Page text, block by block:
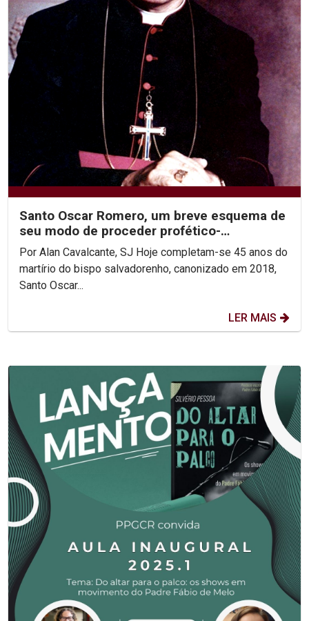
Santo Oscar Romero, um breve esquema de
seu modo de proceder profético-
reconciliador.
Por Alan Cavalcante, SJ Hoje completam-se 45 anos do
martírio do bispo salvadorenho, canonizado em 2018,
Santo Oscar...
LER MAIS